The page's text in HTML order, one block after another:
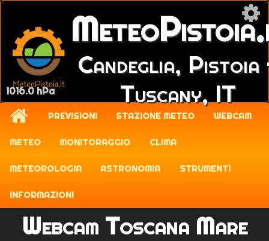
1016.0 hPa
Candeglia,
Tuscany, IT
PREVISIONI STAZIONE METEO WEBCAM
METEO MONITORAGGIO CLIMA
METEOROLOGIA ASTRONOMIA STRUMENTI
INFORMAZIONI
Webcam Toscana Mare